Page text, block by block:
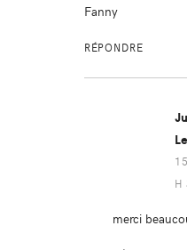
Fanny
RÉPONDRE
H
merci